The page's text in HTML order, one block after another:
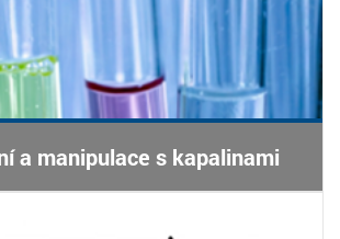
a manipulace s kapalinami